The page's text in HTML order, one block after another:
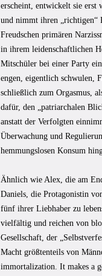
erscheint, entwickelt sie erst
und nimmt ihren „richtigen“
Freudschen primären
in ihrem leidenschaftlichen
Mitschüler bei einer Party
engen, eigentlich schwulen,
schließlich zum Orgasmus,
dafür, den „patriarchalen
anstatt der Verfolgten
Überwachung und
hemmungslosen Konsum
Ähnlich wie Alex, die am
Daniels, die Protagonistin
fünf ihrer Liebhaber zu
vielfältig und reichen von
Gesellschaft, der
Macht größtenteils von
immortalization. It makes a